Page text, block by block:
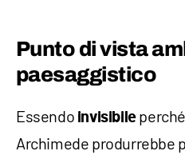
Punto di vista
paesaggistico
Essendo invisibile
Archimede produrrebbe